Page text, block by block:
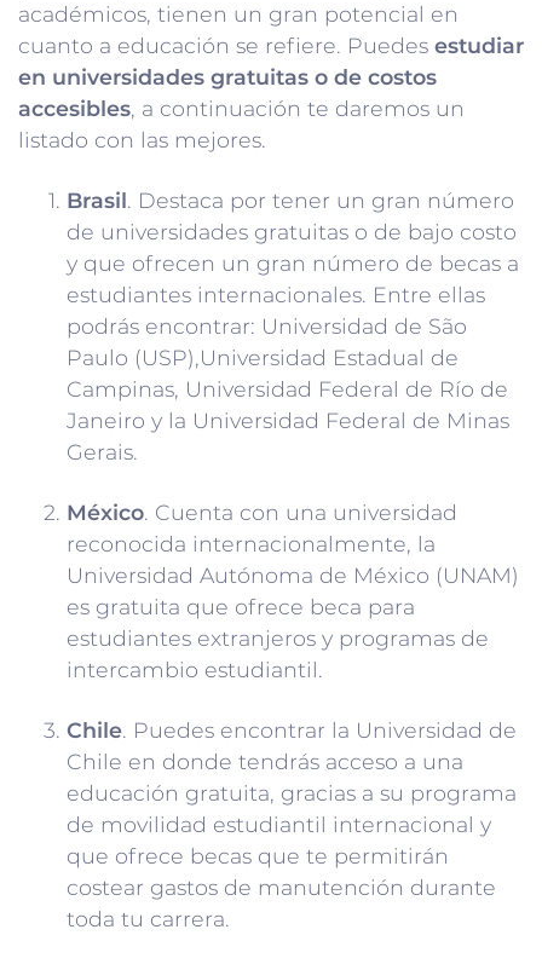
académicos, tienen un gran potencial en
cuanto a educación se refiere. Puedes estudiar
en universidades gratuitas o de costos
accesibles, a continuación te daremos un
listado con las mejores.
Brasil. Destaca por tener un gran número
de universidades gratuitas o de bajo costo
y que ofrecen un gran número de becas a
estudiantes internacionales. Entre ellas
podrás encontrar: Universidad de São
Paulo (USP),Universidad Estadual de
Campinas, Universidad Federal de Río de
Janeiro y la Universidad Federal de Minas
Gerais.
México. Cuenta con una universidad
reconocida internacionalmente, la
Universidad Autónoma de México (UNAM)
es gratuita que ofrece beca para
estudiantes extranjeros y programas de
intercambio estudiantil.
Chile. Puedes encontrar la Universidad de
Chile en donde tendrás acceso a una
educación gratuita, gracias a su programa
de movilidad estudiantil internacional y
que ofrece becas que te permitirán
costear gastos de manutención durante
toda tu carrera.